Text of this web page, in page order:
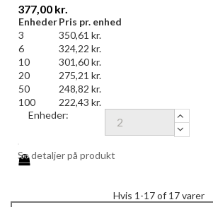
Pris
377,00 kr.
EnhederPris pr. enhed
3
350,61 kr.
6
324,22 kr.
10
301,60 kr.
20
275,21 kr.
50
248,82 kr.
100
222,43 kr.
Enheder:
Se detaljer på produkt
Hvis 1-17 of 17 varer